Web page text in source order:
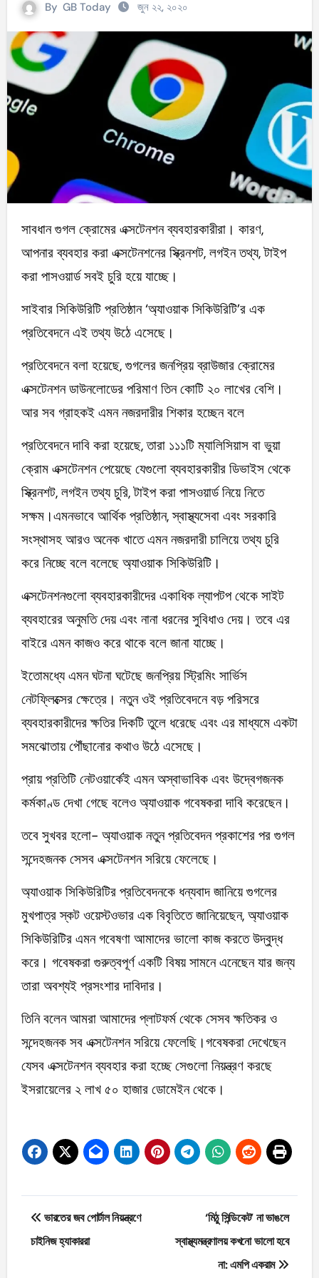
By GB Today জুন ২২, ২০২০
সাবধান গুগল ক্রোমের এক্সটেনশন ব্যবহারকারীরা। কারণ,
আপনার ব্যবহার করা এক্সটেনশনের স্ক্রিনশট, লগইন তথ্য, টাইপ
করা পাসওয়ার্ড সবই চুরি হয়ে যাচ্ছে।
সাইবার সিকিউরিটি প্রতিষ্ঠান ‘অ্যাওয়াক সিকিউরিটি’র এক
প্রতিবেদনে এই তথ্য উঠে এসেছে।
প্রতিবেদনে বলা হয়েছে, গুগলের জনপ্রিয় ব্রাউজার ক্রোমের
এক্সটেনশন ডাউনলোডের পরিমাণ তিন কোটি ২০ লাখের বেশি।
আর সব গ্রাহকই এমন নজরদারীর শিকার হচ্ছেন বলে
প্রতিবেদনে দাবি করা হয়েছে, তারা ১১১টি ম্যালিসিয়াস বা ভুয়া
ক্রোম এক্সটেনশন পেয়েছে যেগুলো ব্যবহারকারীর ডিভাইস থেকে
স্ক্রিনশট, লগইন তথ্য চুরি, টাইপ করা পাসওয়ার্ড নিয়ে নিতে
সক্ষম।এমনভাবে আর্থিক প্রতিষ্ঠান, স্বাস্থ্যসেবা এবং সরকারি
সংস্থাসহ আরও অনেক খাতে এমন নজরদারী চালিয়ে তথ্য চুরি
করে নিচ্ছে বলে বলেছে অ্যাওয়াক সিকিউরিটি।
এক্সটেনশনগুলো ব্যবহারকারীদের একাধিক ল্যাপটপ থেকে সাইট
ব্যবহারের অনুমতি দেয় এবং নানা ধরনের সুবিধাও দেয়। তবে এর
বাইরে এমন কাজও করে থাকে বলে জানা যাচ্ছে।
ইতোমধ্যে এমন ঘটনা ঘটেছে জনপ্রিয় স্ট্রিমিং সার্ভিস
নেটফ্লিক্সের ক্ষেত্রে। নতুন ওই প্রতিবেদনে বড় পরিসরে
ব্যবহারকারীদের ক্ষতির দিকটি তুলে ধরেছে এবং এর মাধ্যমে একটা
সমঝোতায় পৌঁছানোর কথাও উঠে এসেছে।
প্রায় প্রতিটি নেটওয়ার্কেই এমন অস্বাভাবিক এবং উদ্বেগজনক
কর্মকাণ্ড দেখা গেছে বলেও অ্যাওয়াক গবেষকরা দাবি করেছেন।
তবে সুখবর হলো- অ্যাওয়াক নতুন প্রতিবেদন প্রকাশের পর গুগল
সন্দেহজনক সেসব এক্সটেনশন সরিয়ে ফেলেছে।
অ্যাওয়াক সিকিউরিটির প্রতিবেদনকে ধন্যবাদ জানিয়ে গুগলের
মুখপাত্র স্কট ওয়েস্টওভার এক বিবৃতিতে জানিয়েছেন, অ্যাওয়াক
সিকিউরিটির এমন গবেষণা আমাদের ভালো কাজ করতে উদ্বুদ্ধ
করে। গবেষকরা গুরুত্বপূর্ণ একটি বিষয় সামনে এনেছেন যার জন্য
তারা অবশ্যই প্রসংশার দাবিদার।
তিনি বলেন আমরা আমাদের প্লাটফর্ম থেকে সেসব ক্ষতিকর ও
সন্দেহজনক সব এক্সটেনশন সরিয়ে ফেলেছি।গবেষকরা দেখেছেন
যেসব এক্সটেনশন ব্যবহার করা হচ্ছে সেগুলো নিয়ন্ত্রণ করছে
ইসরায়েলের ২ লাখ ৫০ হাজার ডোমেইন থেকে।
Post
navigation
ভারতের জব পোর্টাল নিয়ন্ত্রণে
চাইনিজ হ্যাকাররা
‘মিঠু সিন্ডিকেট’ না ভাঙলে
স্বাস্থ্যমন্ত্রণালয় কখনো ভালো হবে
না: এমপি একরাম